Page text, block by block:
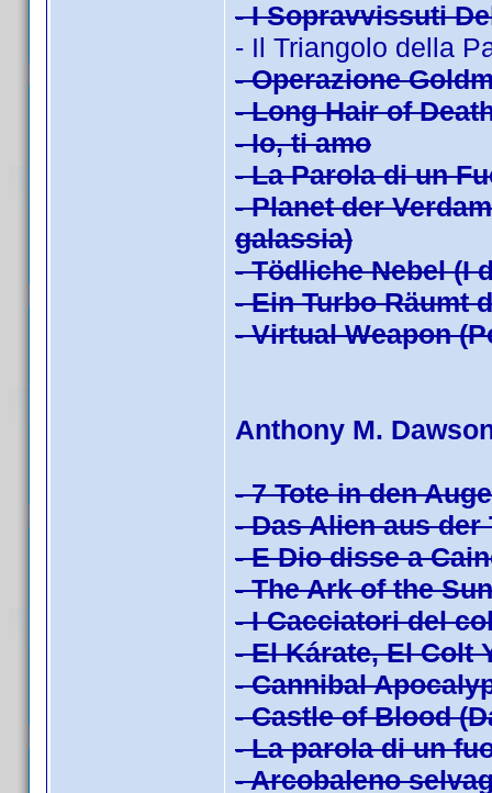
- I Sopravvissuti
- Il Triangolo della
- Operazione
- Long Hair of
- Io, ti amo
- La Parola di un
- Planet der
galassia)
- Tödliche Nebel (I
- Ein Turbo Räumt
- Virtual Weapon
Anthony M.
- 7 Tote in den
- Das Alien aus
- E Dio disse a
- The Ark of the
- I Cacciatori del
- El Kárate, El Colt
- Cannibal
- Castle of Blood
- La parola di un
- Arcobaleno